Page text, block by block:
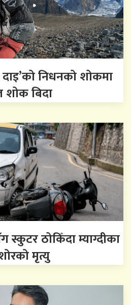
दाइ’को निधनको शोकमा
बिदा
स्कुटर ठोकिँदा म्याग्दीका
मृत्यु